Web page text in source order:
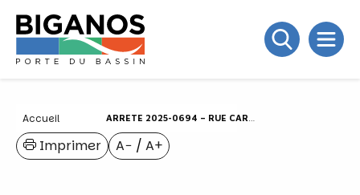
Accueil ARRETE 2025-0694 – RUE CARREROT-RUE DES PAPETIERS- RUE DE LA CELLULOSE- RUE GUSTAVE EIFFEL- RUE JOSEPH-MARIE JACQUARD- RUE GUNTEMBERG- RUE DES FONDERIES- ALLEE DU PAPYRUS ET AIRES DE COVOITURAGES SITUEES EN AGGLOMERATION
A− / A+
Imprimer